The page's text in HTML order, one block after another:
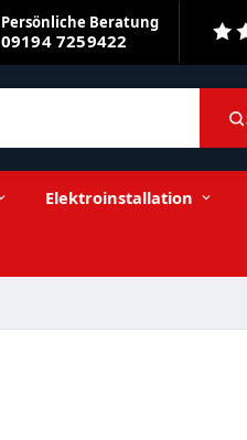
Persönliche Beratung
09194 7259422
Elektroinstallation